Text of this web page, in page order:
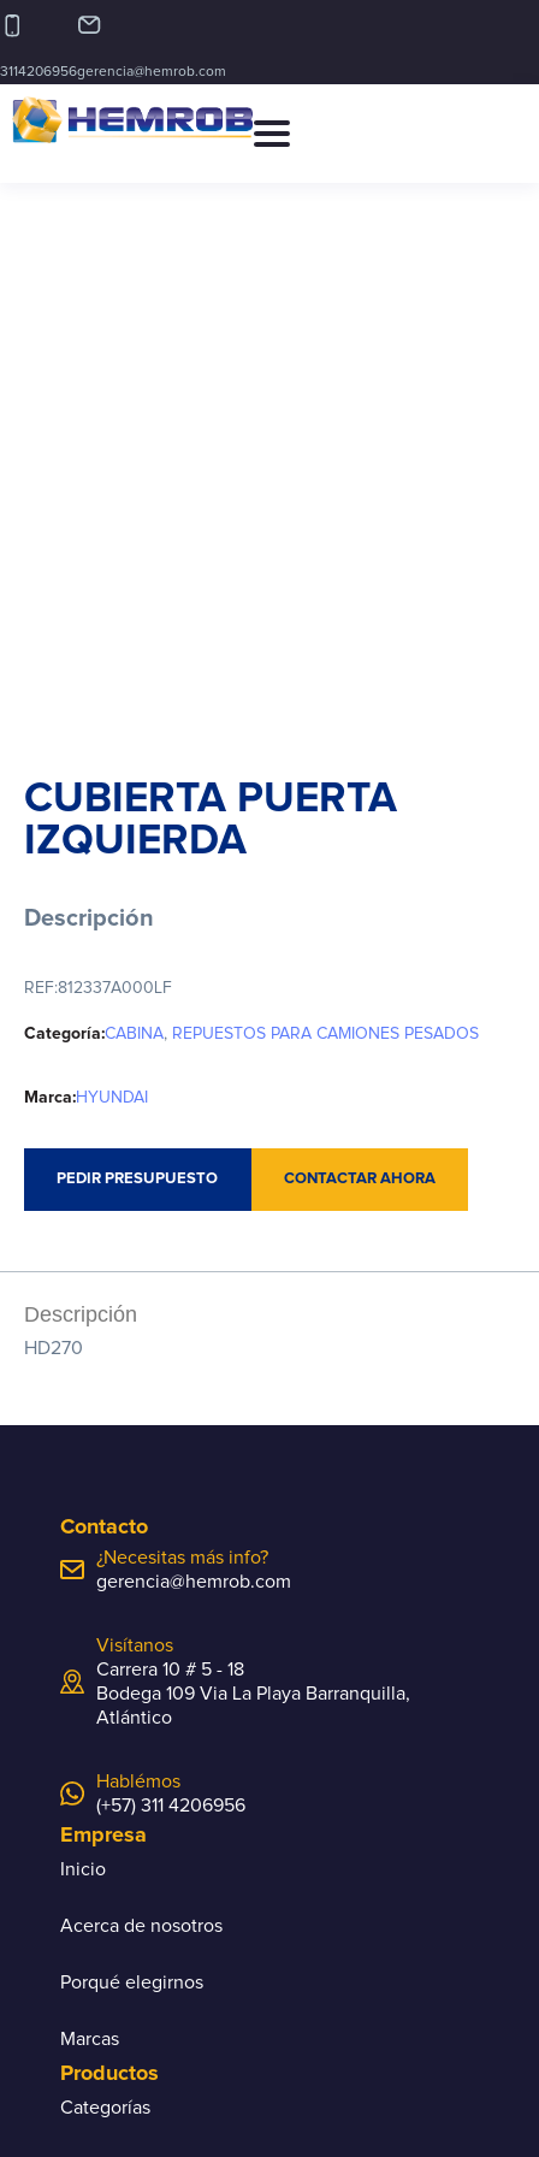
3114206956gerencia@hemrob.com
CUBIERTA PUERTA
IZQUIERDA
Descripción
REF:812337A000LF
Categoría:CABINA, REPUESTOS PARA CAMIONES PESADOS
Marca:HYUNDAI
PEDIR PRESUPUESTO CONTACTAR AHORA
Descripción
HD270
Contacto
¿Necesitas más info?
gerencia@hemrob.com
Visítanos
Carrera 10 # 5 - 18
Bodega 109 Via La Playa Barranquilla,
Atlántico
Hablémos
(+57) 311 4206956
Empresa
Inicio
Acerca de nosotros
Porqué elegirnos
Marcas
Productos
Categorías